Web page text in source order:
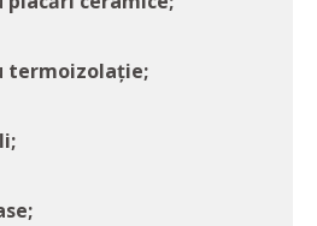
termoizolație;